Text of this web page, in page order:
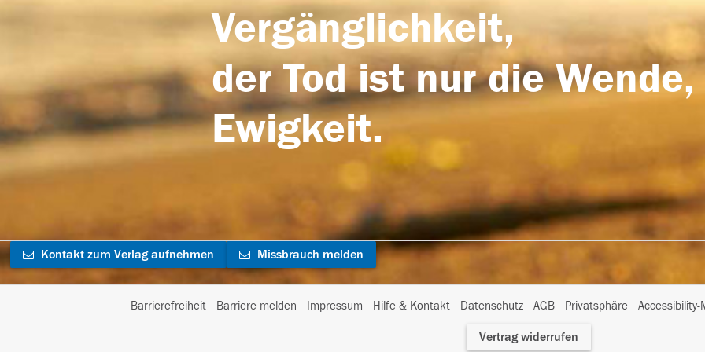
Vergänglichkeit,
der Tod ist nur die
Ewigkeit.
Kontakt zum Verlag aufnehmen Missbrauch melden
Barrierefreiheit Barriere melden Impressum Hilfe & Kontakt Datenschutz AGB Privatsphäre
I
Vertrag widerrufen